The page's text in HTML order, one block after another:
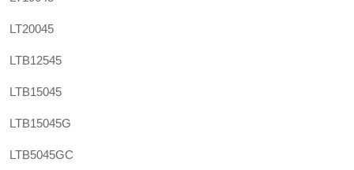
LT20045
LTB12545
LTB15045
LTB15045G
LTB5045GC